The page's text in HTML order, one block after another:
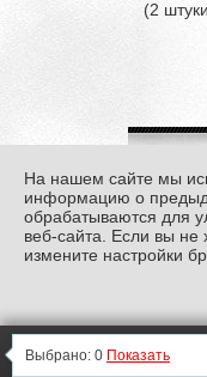
Выбрано: 0 Показать
(2
Информация
На нашем сайте мы
информацию о
обрабатываются для
веб-сайта. Если вы не
измените настройки